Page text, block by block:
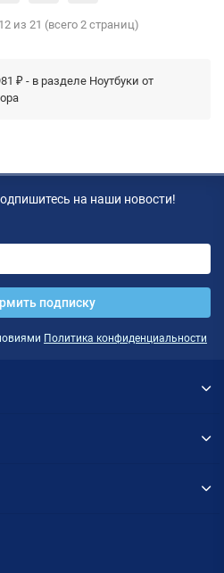
из 21 (всего 2 страниц)
₽ - в разделе Ноутбуки от
на наши новости!
подписку
Политика конфиденциальности